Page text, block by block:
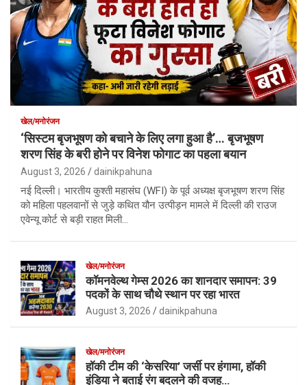
खेल/मनोरंजन
‘सिस्टम बृजभूषण को बचाने के लिए लगा हुआ है’… बृजभूषण
शरण सिंह के बरी होने पर विनेश फोगाट का पहला बयान
August 3, 2026 dainikpahuna
नई दिल्ली। भारतीय कुश्ती महासंघ (WFI) के पूर्व अध्यक्ष बृजभूषण शरण सिंह
को महिला पहलवानों से जुड़े कथित यौन उत्पीड़न मामले में दिल्ली की राउज
एवेन्यू कोर्ट से बड़ी राहत मिली…
खेल/मनोरंजन
कॉमनवेल्थ गेम्स 2026 का शानदार समापन: 39
पदकों के साथ चौथे स्थान पर रहा भारत
August 3, 2026 dainikpahuna
खेल/मनोरंजन
हॉकी टीम की ‘केसरिया’ जर्सी पर हंगामा, हॉकी
इंडिया ने बताई रंग बदलने की वजह…